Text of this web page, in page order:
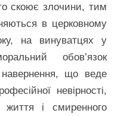
скоює злочини, тим
в церковному
на винуватцях у
обов’язок
навернення, що веде
невірності,
життя і смиренного